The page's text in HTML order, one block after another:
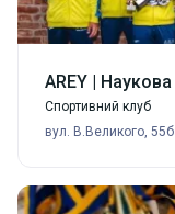
AREY | Наукова
Спортивний клуб
вул. В.Великого, 55б